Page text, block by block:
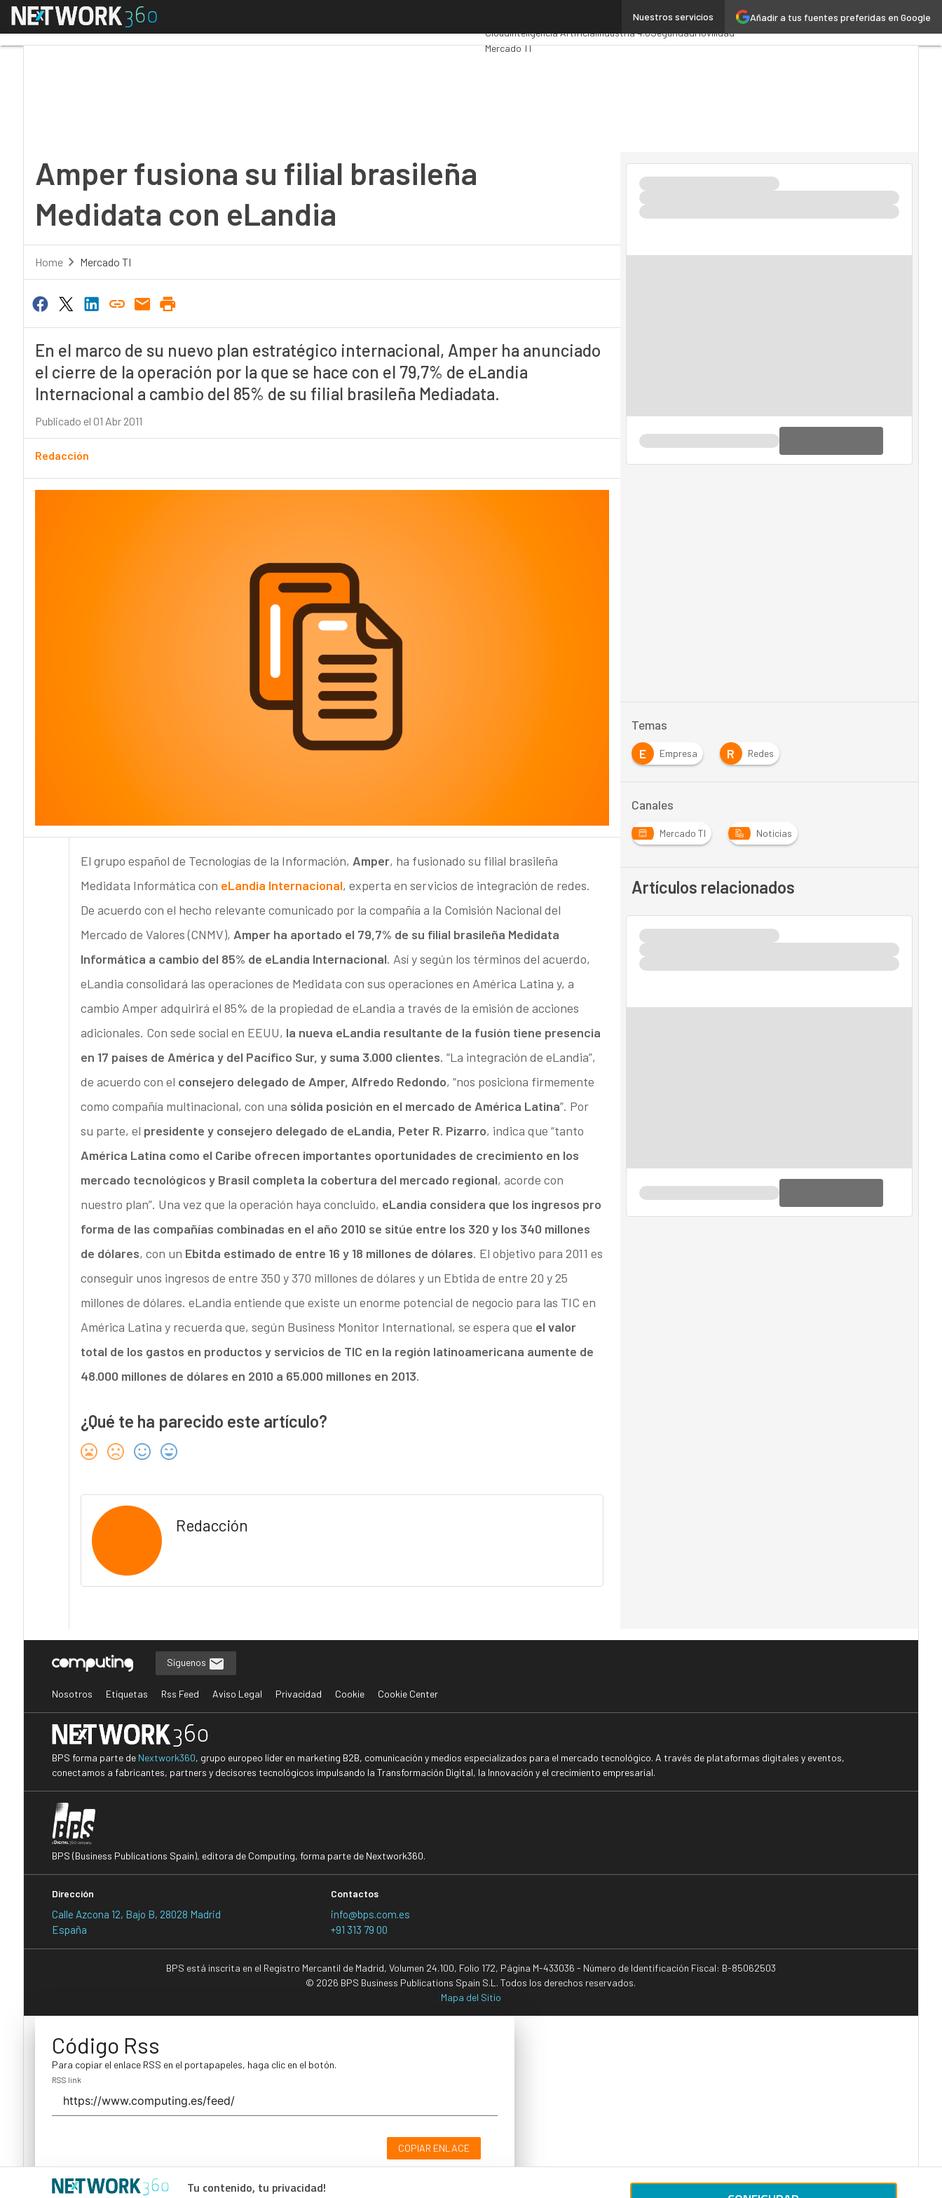
Añadir a tus fuentes preferidas en Google
Nuestros servicios
Menú Administración PúblicaMarTech
CloudInteligencia ArtificialIndustria 4.0SeguridadMovilidad
Mercado TI
Amper fusiona su filial brasileña
Medidata con eLandia
Home Mercado TI
En el marco de su nuevo plan estratégico internacional, Amper ha anunciado
el cierre de la operación por la que se hace con el 79,7% de eLandia
Internacional a cambio del 85% de su filial brasileña Mediadata.
Publicado el 01 Abr 2011
Redacción
El grupo español de Tecnologías de la Información, Amper, ha fusionado su filial brasileña
Medidata Informática con eLandia Internacional, experta en servicios de integración de redes.
De acuerdo con el hecho relevante comunicado por la compañía a la Comisión Nacional del
Mercado de Valores (CNMV), Amper ha aportado el 79,7% de su filial brasileña Medidata
Informática a cambio del 85% de eLandia Internacional. Así y según los términos del acuerdo,
eLandia consolidará las operaciones de Medidata con sus operaciones en América Latina y, a
cambio Amper adquirirá el 85% de la propiedad de eLandia a través de la emisión de acciones
adicionales. Con sede social en EEUU, la nueva eLandia resultante de la fusión tiene presencia
en 17 países de América y del Pacífico Sur, y suma 3.000 clientes. “La integración de eLandia”,
de acuerdo con el consejero delegado de Amper, Alfredo Redondo, “nos posiciona firmemente
como compañía multinacional, con una sólida posición en el mercado de América Latina”. Por
su parte, el presidente y consejero delegado de eLandia, Peter R. Pizarro, indica que “tanto
América Latina como el Caribe ofrecen importantes oportunidades de crecimiento en los
mercado tecnológicos y Brasil completa la cobertura del mercado regional, acorde con
nuestro plan”. Una vez que la operación haya concluido, eLandia considera que los ingresos pro
forma de las compañías combinadas en el año 2010 se sitúe entre los 320 y los 340 millones
de dólares, con un Ebitda estimado de entre 16 y 18 millones de dólares. El objetivo para 2011 es
conseguir unos ingresos de entre 350 y 370 millones de dólares y un Ebtida de entre 20 y 25
millones de dólares. eLandia entiende que existe un enorme potencial de negocio para las TIC en
América Latina y recuerda que, según Business Monitor International, se espera que el valor
total de los gastos en productos y servicios de TIC en la región latinoamericana aumente de
48.000 millones de dólares en 2010 a 65.000 millones en 2013.
¿Qué te ha parecido este artículo?
Redacción
Temas
E
Empresa R Redes
Canales
Mercado TI Noticias
Artículos relacionados
Tu contenido, tu privacidad!
Síguenos
Nosotros Etiquetas Rss Feed Aviso Legal Privacidad Cookie Cookie Center
BPS forma parte de Nextwork360, grupo europeo líder en marketing B2B, comunicación y medios especializados para el mercado tecnológico. A través de plataformas digitales y eventos,
conectamos a fabricantes, partners y decisores tecnológicos impulsando la Transformación Digital, la Innovación y el crecimiento empresarial.
BPS (Business Publications Spain), editora de Computing, forma parte de Nextwork360.
Dirección
Calle Azcona 12, Bajo B, 28028 Madrid
España
Contactos
info@bps.com.es
+91 313 79 00
BPS está inscrita en el Registro Mercantil de Madrid, Volumen 24.100, Folio 172, Página M-433036 - Número de Identificación Fiscal: B-85062503
© 2026 BPS Business Publications Spain S.L. Todos los derechos reservados.
Mapa del Sitio
Código Rss
Para copiar el enlace RSS en el portapapeles, haga clic en el botón.
RSS link
COPIAR ENLACE